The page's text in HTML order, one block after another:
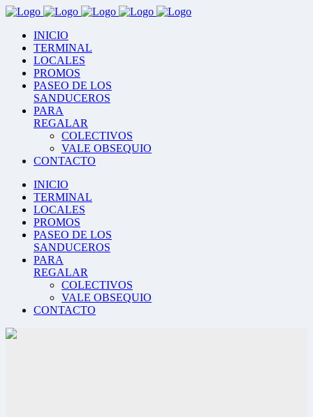
INICIO
TERMINAL
LOCALES
PROMOS
PASEO DE LOS
SANDUCEROS
PARA
REGALAR
COLECTIVOS
VALE OBSEQUIO
CONTACTO
INICIO
TERMINAL
LOCALES
PROMOS
PASEO DE LOS
SANDUCEROS
PARA
REGALAR
COLECTIVOS
VALE OBSEQUIO
CONTACTO